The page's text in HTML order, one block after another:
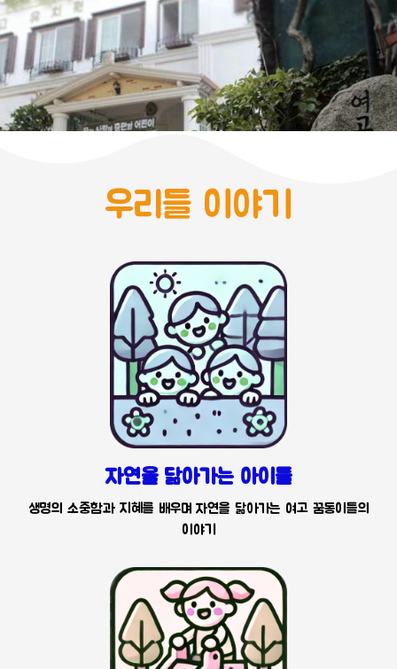
우리들 이야기
자연을 닮아가는 아이들
생명의 소중함과 지혜를 배우며 자연을 닮아가는 여고 꿈동이들의
이야기